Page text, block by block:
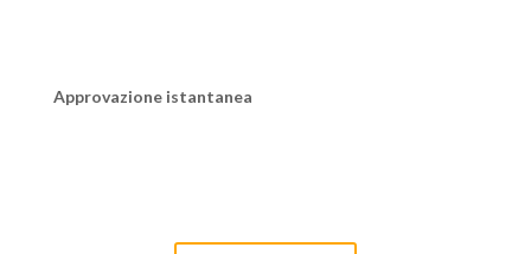
Approvazione istantanea